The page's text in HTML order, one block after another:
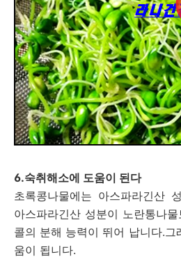
6.숙취해소에 도움이 된다
초록콩나물에는 아스파라긴산
아스파라긴산 성분이 노란통나
콜의 분해 능력이 뛰어 납니다.그
움이 됩니다.